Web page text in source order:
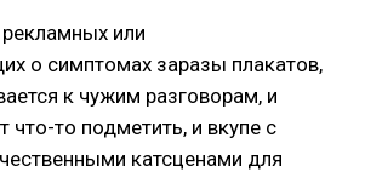
или
о симптомах заразы плакатов,
к чужим разговорам, и
что-то подметить, и вкупе с
катсценами для